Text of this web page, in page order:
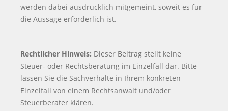
werden dabei ausdrücklich mitgemeint, soweit es für
die Aussage erforderlich ist.
Rechtlicher Hinweis: Dieser Beitrag stellt keine
Steuer- oder Rechtsberatung im Einzelfall dar. Bitte
lassen Sie die Sachverhalte in Ihrem konkreten
Einzelfall von einem Rechtsanwalt und/oder
Steuerberater klären.